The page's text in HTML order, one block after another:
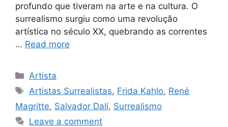
profundo que tiveram na arte e na cultura. O
surrealismo surgiu como uma revolução
artística no século XX, quebrando as correntes
… Read more
Categories
Artista
Tags
Artistas Surrealistas, Frida Kahlo, René
Magritte, Salvador Dalí, Surrealismo
Leave a comment